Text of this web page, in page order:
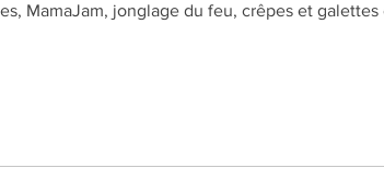
MamaJam, jonglage du feu, crêpes et